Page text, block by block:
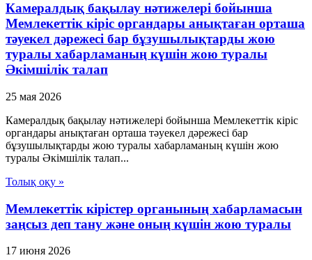
Камералдық бақылау нәтижелері бойынша
Мемлекеттік кіріс органдары анықтаған орташа
тәуекел дәрежесі бар бұзушылықтарды жою
туралы хабарламаның күшін жою туралы
Әкімшілік талап
25 мая 2026
Камералдық бақылау нәтижелері бойынша Мемлекеттік кіріс
органдары анықтаған орташа тәуекел дәрежесі бар
бұзушылықтарды жою туралы хабарламаның күшін жою
туралы Әкімшілік талап...
Толық оқу »
Мемлекеттік кірістер органының хабарламасын
заңсыз деп тану және оның күшін жою туралы
17 июня 2026